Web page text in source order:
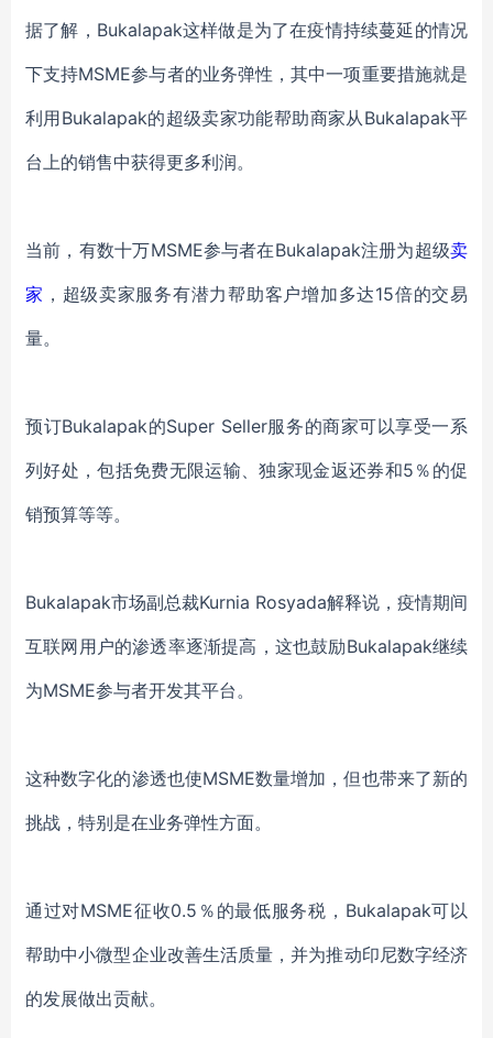
据了解， Bukalapak这样做是为了在疫情持续蔓延的情况
下支持MSME参与者的业务弹性，其中一项重要措施就是
利用Bukalapak的超级卖家功能帮助商家从Bukalapak平
台上的销售中获得更多利润。
当前，有数十万MSME参与者在Bukalapak注册为超级卖
家 ， 超级卖家服务有潜力帮助客户增加多达15倍的交易
量。
预订Bukalapak的Super Seller服务的商家可以享受一系
列好处，包括免费无限运输、独家现金返还券和5％的促
销预算等等。
Bukalapak市场副总裁Kurnia Rosyada解释说， 疫情期间
互联网用户的渗透率逐渐提高，这也鼓励Bukalapak继续
为MSME参与者开发其平台。
这种数字化的渗透也使MSME数量增加，但也带来了新的
挑战，特别是在业务弹性方面。
通过对MSME征收0.5％的最低服务税 ， Bukalapak可以
帮助中小微型企业改善生活质量，并为推动印尼数字经济
的发展做出贡献。